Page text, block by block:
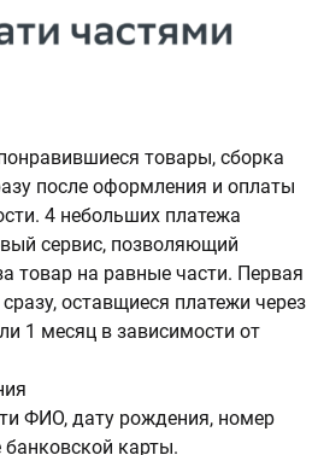
товары, сборка
после оформления и оплаты
4 небольших платежа
сервис, позволяющий
товар на равные части. Первая
оставщиеся платежи через
1 месяц в зависимости от
ФИО, дату рождения, номер
карты.